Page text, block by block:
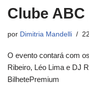
Clube
por Dimitria Mandelli
O evento contará com
Ribeiro, Léo Lima e DJ
BilhetePremium